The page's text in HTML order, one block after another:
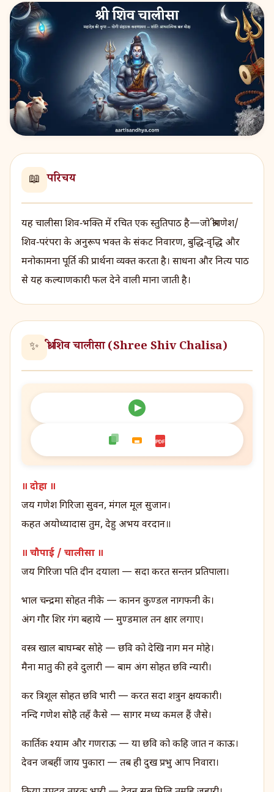
📖 परिचय
यह चालीसा शिव‑भक्ति में रचित एक स्तुतिपाठ है—जो श्रीगणेश/
शिव‑परंपरा के अनुरूप भक्त के संकट निवारण, बुद्धि‑वृद्धि और
मनोकामना पूर्ति की प्रार्थना व्यक्त करता है। साधना और नित्य पाठ
से यह कल्याणकारी फल देने वाली माना जाती है।
✨ श्री शिव चालीसा (Shree Shiv Chalisa)
PDF
॥ दोहा ॥
जय गणेश गिरिजा सुवन, मंगल मूल सुजान।
कहत अयोध्यादास तुम, देहु अभय वरदान॥
॥ चौपाई / चालीसा ॥
जय गिरिजा पति दीन दयाला — सदा करत सन्तन प्रतिपाला।
भाल चन्द्रमा सोहत नीके — कानन कुण्डल नागफनी के।
अंग गौर शिर गंग बहाये — मुण्डमाल तन क्षार लगाए।
वस्त्र खाल बाघम्बर सोहे — छवि को देखि नाग मन मोहे।
मैना मातु की हवे दुलारी — बाम अंग सोहत छवि न्यारी।
कर त्रिशूल सोहत छवि भारी — करत सदा शत्रुन क्षयकारी।
नन्दि गणेश सोहै तहँ कैसे — सागर मध्य कमल हैं जैसे।
कार्तिक श्याम और गणराऊ — या छवि को कहि जात न काऊ।
देवन जबहीं जाय पुकारा — तब ही दुख प्रभु आप निवारा।